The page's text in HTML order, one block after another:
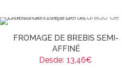
FROMAGE DE BREBIS SEMI-
AFFINÉ
Desde: 13,46€